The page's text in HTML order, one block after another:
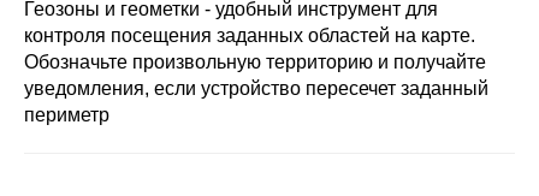
Геозоны и геометки - удобный инструмент для
контроля посещения заданных областей на карте.
Обозначьте произвольную территорию и получайте
уведомления, если устройство пересечет заданный
периметр